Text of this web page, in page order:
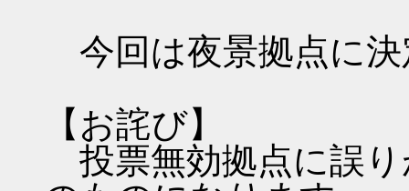
今回は夜景拠点に
【お詫び】
投票無効拠点に誤